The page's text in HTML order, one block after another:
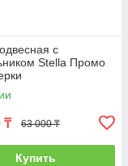
с
Stella Промо
₸ 63 000 ₸
Купить